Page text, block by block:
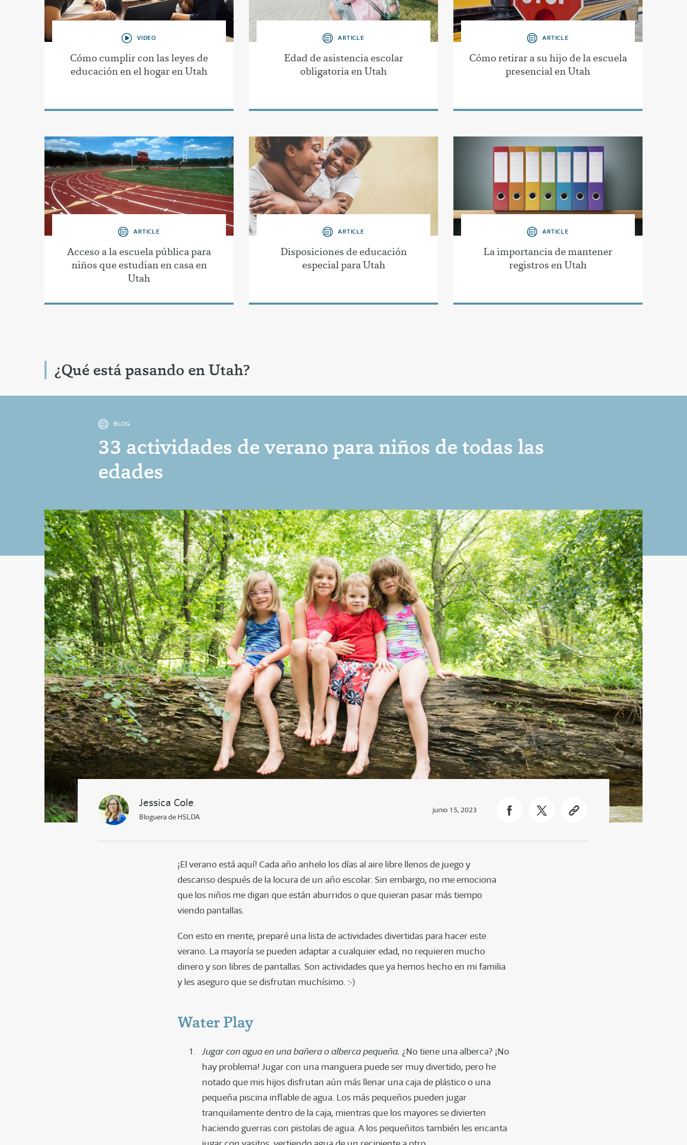
VIDEO
Cómo cumplir con las leyes de
educación en el hogar en Utah
ARTICLE
Edad de asistencia escolar
obligatoria en Utah
ARTICLE
Cómo retirar a su hijo de la escuela
presencial en Utah
ARTICLE
Acceso a la escuela pública para
niños que estudian en casa en
Utah
ARTICLE
Disposiciones de educación
especial para Utah
ARTICLE
La importancia de mantener
registros en Utah
¿Qué está pasando en Utah?
BLOG
33 actividades de verano para niños de todas las
edades
Jessica Cole
Bloguera de HSLDA
junio 15, 2023
¡El verano está aquí! Cada año anhelo los días al aire libre llenos de juego y
descanso después de la locura de un año escolar. Sin embargo, no me emociona
que los niños me digan que están aburridos o que quieran pasar más tiempo
viendo pantallas.
Con esto en mente, preparé una lista de actividades divertidas para hacer este
verano. La mayoría se pueden adaptar a cualquier edad, no requieren mucho
dinero y son libres de pantallas. Son actividades que ya hemos hecho en mi familia
y les aseguro que se disfrutan muchísimo. :-)
Water Play
Jugar con agua en una bañera o alberca pequeña. ¿No tiene una alberca? ¡No
hay problema! Jugar con una manguera puede ser muy divertido, pero he
notado que mis hijos disfrutan aún más llenar una caja de plástico o una
pequeña piscina inflable de agua. Los más pequeños pueden jugar
tranquilamente dentro de la caja, mientras que los mayores se divierten
haciendo guerras con pistolas de agua. A los pequeñitos también les encanta